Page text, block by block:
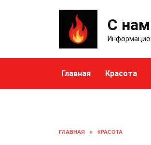
С
Главная Красота
ГЛАВНАЯ » КРАСОТА